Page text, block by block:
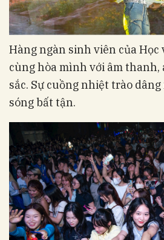
Hàng ngàn sinh viên của Học
cùng hòa mình với âm thanh,
sắc. Sự cuồng nhiệt trào
sóng bất tận.